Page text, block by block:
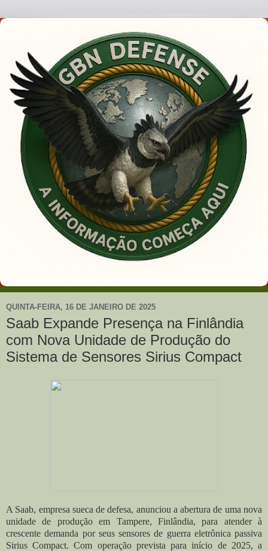
QUINTA-FEIRA, 16 DE JANEIRO DE 2025
Saab Expande Presença na Finlândia
com Nova Unidade de Produção do
Sistema de Sensores Sirius Compact
A Saab, empresa sueca de defesa, anunciou a abertura de uma nova
unidade de produção em Tampere, Finlândia, para atender à
crescente demanda por seus sensores de guerra eletrônica passiva
Sirius Compact. Com operação prevista para início de 2025, a